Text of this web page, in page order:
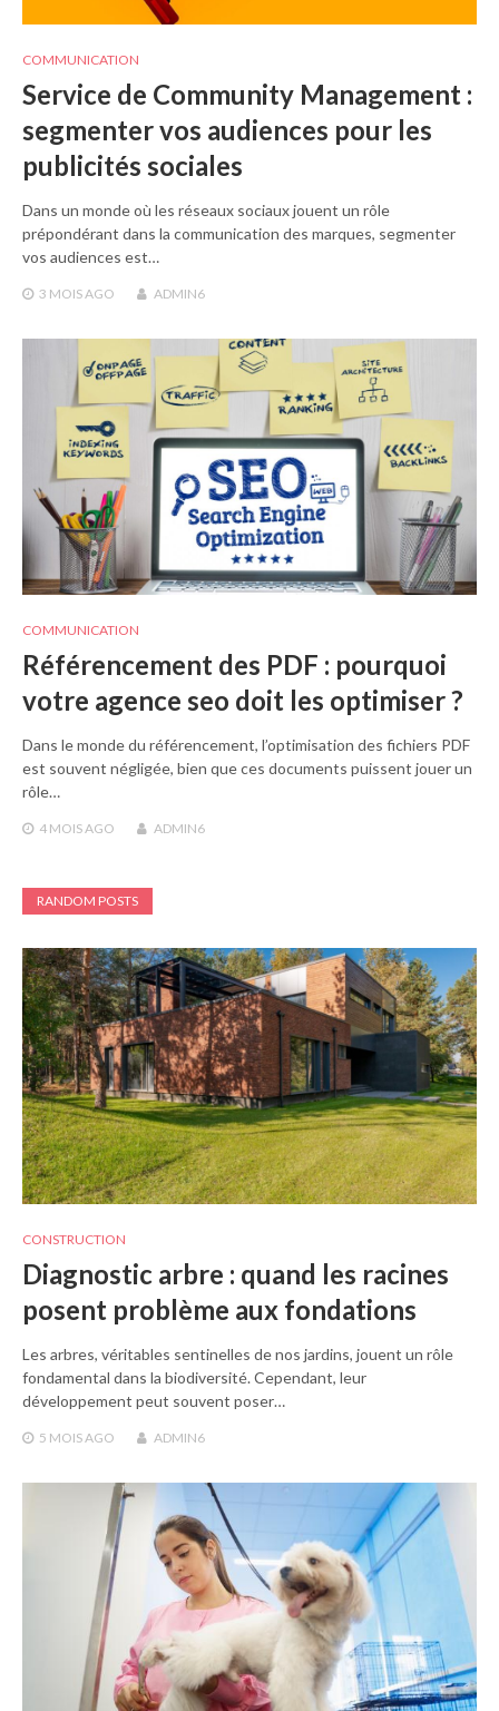
COMMUNICATION
Service de Community Management :
segmenter vos audiences pour les
publicités sociales
Dans un monde où les réseaux sociaux jouent un rôle
prépondérant dans la communication des marques, segmenter
vos audiences est…
3 MOISAGO ADMIN6
COMMUNICATION
Référencement des PDF : pourquoi
votre agence seo doit les optimiser ?
Dans le monde du référencement, l’optimisation des fichiers PDF
est souvent négligée, bien que ces documents puissent jouer un
rôle…
4 MOISAGO ADMIN6
RANDOM POSTS
CONSTRUCTION
Diagnostic arbre : quand les racines
posent problème aux fondations
Les arbres, véritables sentinelles de nos jardins, jouent un rôle
fondamental dans la biodiversité. Cependant, leur
développement peut souvent poser…
5 MOISAGO ADMIN6